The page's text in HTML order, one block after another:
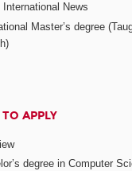
International News
Master’s degree
APPLY
degree in Computer